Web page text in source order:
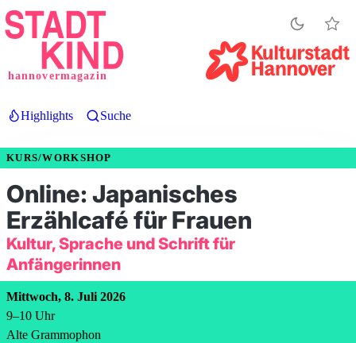
Direkt
zum
hannovermagazin
Highlights Suche
KURS/WORKSHOP
Online: Japanisches
Erzählcafé für Frauen
Kultur, Sprache und Schrift für
Anfängerinnen
Mittwoch, 8. Juli 2026
9–10 Uhr
Alte Grammophon